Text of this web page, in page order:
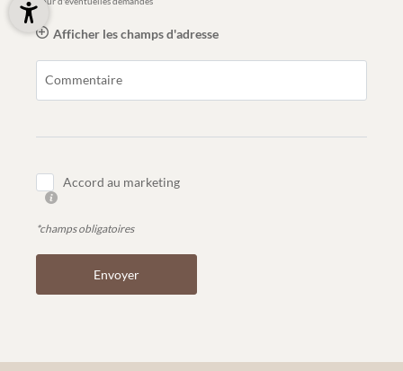
Afficher les champs d'adresse
Commentaire
Accord au marketing
*champs obligatoires
Envoyer